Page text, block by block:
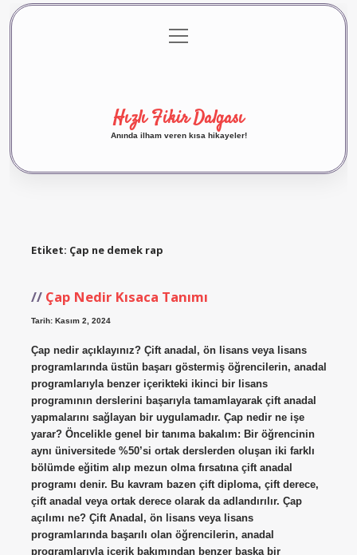
Gizlilik Politikası
menüyü
aç
Hızlı Fikir Dalgası
Anında ilham veren kısa hikayeler!
Etiket: Çap ne demek rap
Çap Nedir Kısaca Tanımı
Tarih: Kasım 2, 2024
Çap nedir açıklayınız? Çift anadal, ön lisans veya lisans
programlarında üstün başarı göstermiş öğrencilerin, anadal
programlarıyla benzer içerikteki ikinci bir lisans
programının derslerini başarıyla tamamlayarak çift anadal
yapmalarını sağlayan bir uygulamadır. Çap nedir ne işe
yarar? Öncelikle genel bir tanıma bakalım: Bir öğrencinin
aynı üniversitede %50’si ortak derslerden oluşan iki farklı
bölümde eğitim alıp mezun olma fırsatına çift anadal
programı denir. Bu kavram bazen çift diploma, çift derece,
çift anadal veya ortak derece olarak da adlandırılır. Çap
açılımı ne? Çift Anadal, ön lisans veya lisans
programlarında başarılı olan öğrencilerin, anadal
programlarıyla içerik bakımından benzer başka bir